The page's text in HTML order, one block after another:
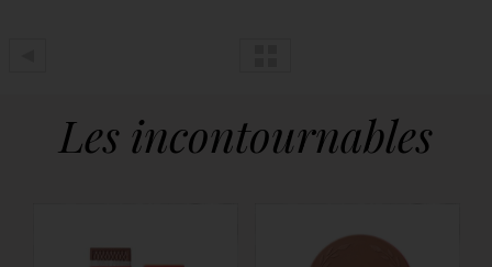
Les incontournables